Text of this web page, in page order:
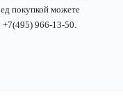
покупкой можете
966-13-50.